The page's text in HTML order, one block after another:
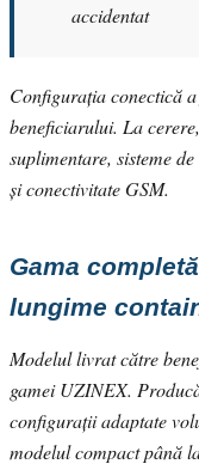
accidentat
Configurația conectică
beneficiarului. La
suplimentare, sisteme
și conectivitate GSM.
Gama
lungime
Modelul livrat către
gamei UZINEX.
configurații adaptate
modelul compact până